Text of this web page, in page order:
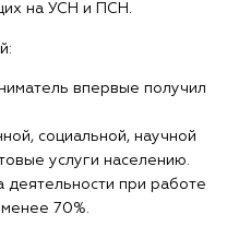
на УСН и ПСН.
впервые получил
социальной, научной
услуги населению.
при работе
70%.